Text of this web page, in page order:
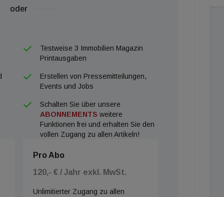
oder
Testweise 3 Immobilien Magazin
Printausgaben
Erstellen von Pressemitteilungen,
Events und Jobs
Schalten Sie über unsere
ABONNEMENTS weitere
Funktionen frei und erhalten Sie den
vollen Zugang zu allen Artikeln!
Pro Abo
120,- € / Jahr exkl. MwSt.
Unlimitierter Zugang zu allen